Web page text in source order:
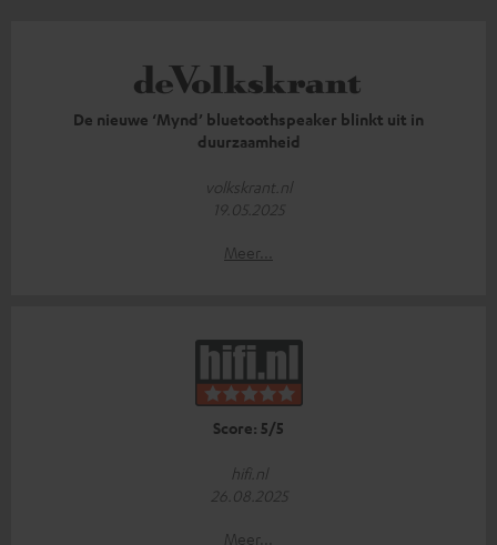
De nieuwe ‘Mynd’ bluetoothspeaker blinkt uit in
duurzaamheid
volkskrant.nl
19.05.2025
Meer...
Score: 5/5
hifi.nl
26.08.2025
Meer...